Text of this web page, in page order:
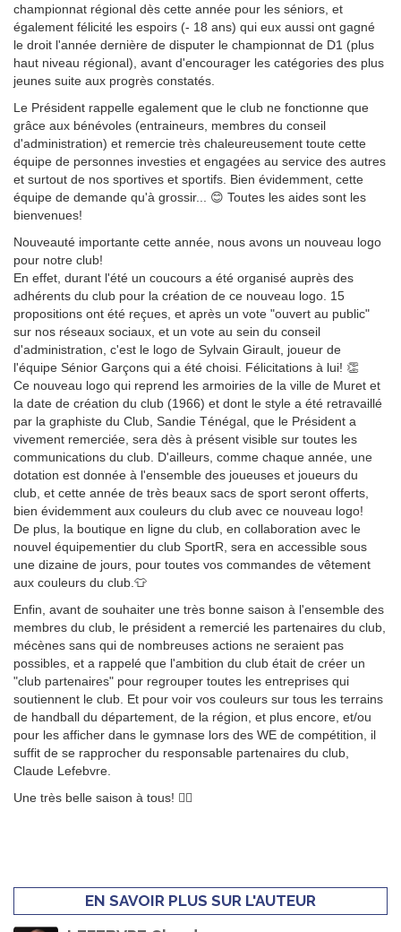
championnat régional dès cette année pour les séniors, et
également félicité les espoirs (- 18 ans) qui eux aussi ont gagné
le droit l'année dernière de disputer le championnat de D1 (plus
haut niveau régional), avant d'encourager les catégories des plus
jeunes suite aux progrès constatés.
Le Président rappelle egalement que le club ne fonctionne que
grâce aux bénévoles (entraineurs, membres du conseil
d'administration) et remercie très chaleureusement toute cette
équipe de personnes investies et engagées au service des autres
et surtout de nos sportives et sportifs. Bien évidemment, cette
équipe de demande qu'à grossir... 😊 Toutes les aides sont les
bienvenues!
Nouveauté importante cette année, nous avons un nouveau logo
pour notre club!
En effet, durant l'été un coucours a été organisé auprès des
adhérents du club pour la création de ce nouveau logo. 15
propositions ont été reçues, et après un vote "ouvert au public"
sur nos réseaux sociaux, et un vote au sein du conseil
d'administration, c'est le logo de Sylvain Girault, joueur de
l'équipe Sénior Garçons qui a été choisi. Félicitations à lui! 👏
Ce nouveau logo qui reprend les armoiries de la ville de Muret et
la date de création du club (1966) et dont le style a été retravaillé
par la graphiste du Club, Sandie Ténégal, que le Président a
vivement remerciée, sera dès à présent visible sur toutes les
communications du club. D'ailleurs, comme chaque année, une
dotation est donnée à l'ensemble des joueuses et joueurs du
club, et cette année de très beaux sacs de sport seront offerts,
bien évidemment aux couleurs du club avec ce nouveau logo!
De plus, la boutique en ligne du club, en collaboration avec le
nouvel équipementier du club SportR, sera en accessible sous
une dizaine de jours, pour toutes vos commandes de vêtement
aux couleurs du club.👕
Enfin, avant de souhaiter une très bonne saison à l'ensemble des
membres du club, le président a remercié les partenaires du club,
mécènes sans qui de nombreuses actions ne seraient pas
possibles, et a rappelé que l'ambition du club était de créer un
"club partenaires" pour regrouper toutes les entreprises qui
soutiennent le club. Et pour voir vos couleurs sur tous les terrains
de handball du département, de la région, et plus encore, et/ou
pour les afficher dans le gymnase lors des WE de compétition, il
suffit de se rapprocher du responsable partenaires du club,
Claude Lefebvre.
Une très belle saison à tous! 🤾‍♀️
EN SAVOIR PLUS SUR L'AUTEUR